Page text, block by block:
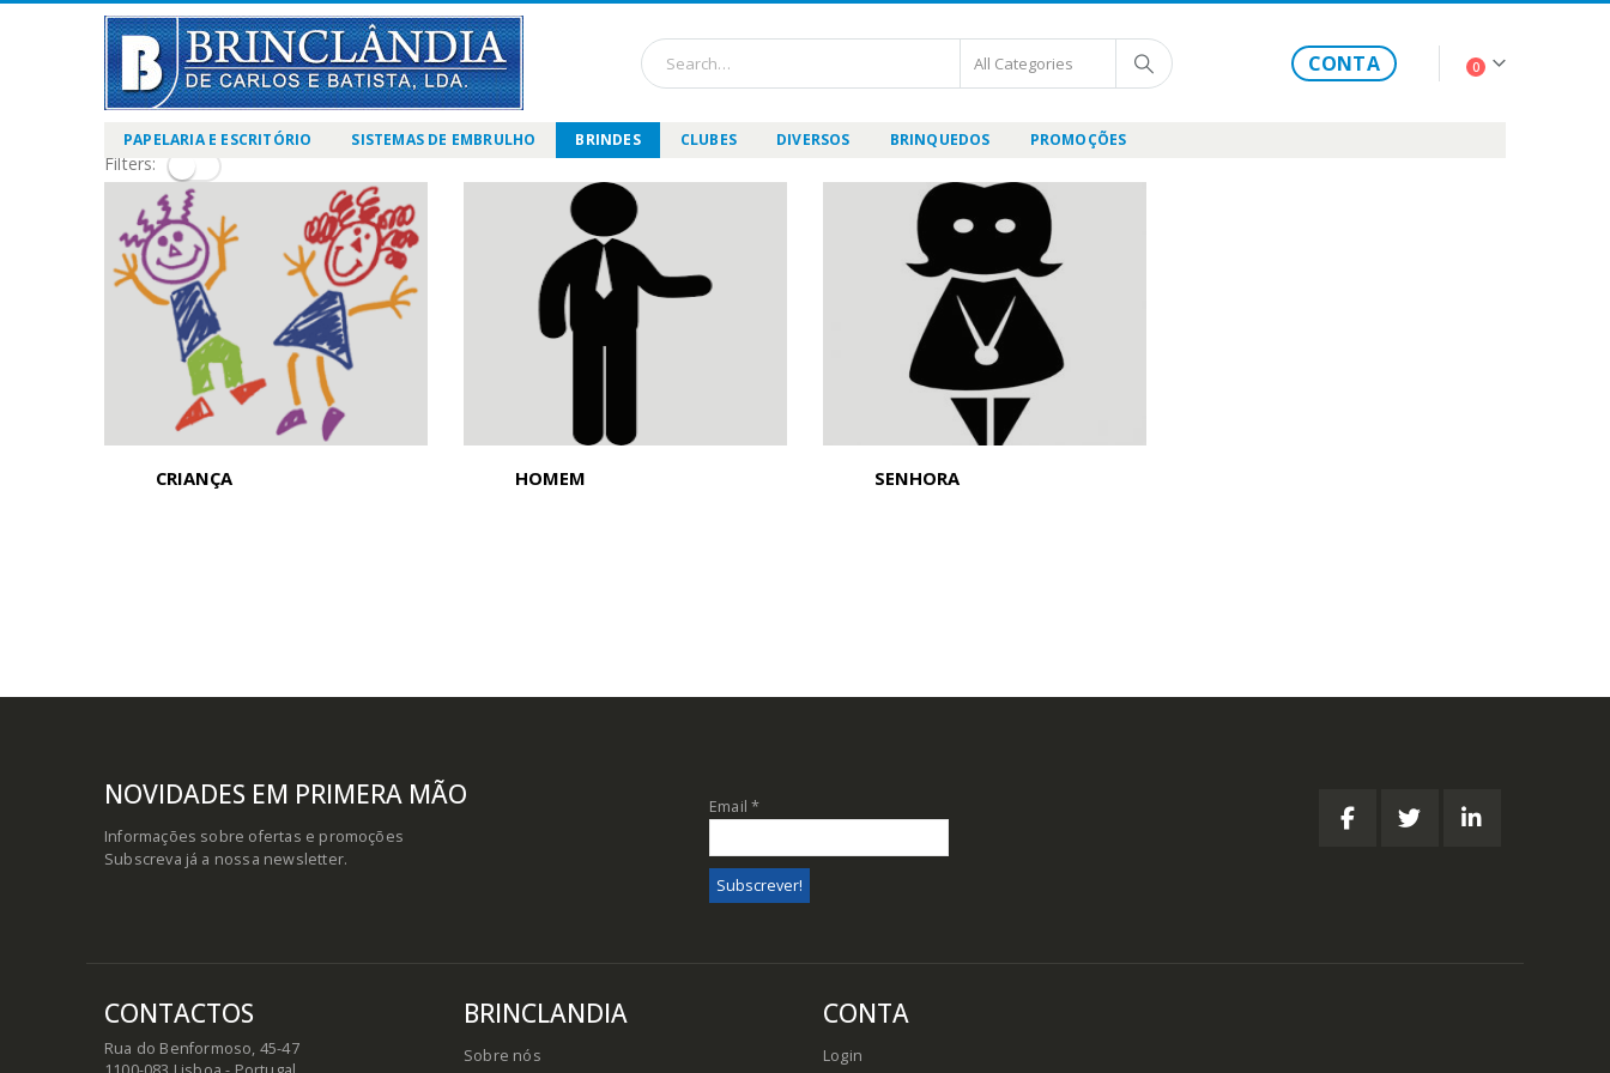
CONTA 0
PAPELARIA E ESCRITÓRIO SISTEMAS DE EMBRULHO BRINDES CLUBES DIVERSOS BRINQUEDOS PROMOÇÕES
Filters:
CRIANÇA HOMEM SENHORA
NOVIDADES EM PRIMERA MÃO
Informações sobre ofertas e promoções
Subscreva já a nossa newsletter.
Email*
CONTACTOS
Rua do Benformoso, 45-47
BRINCLANDIA
Sobre nós
CONTA
Login